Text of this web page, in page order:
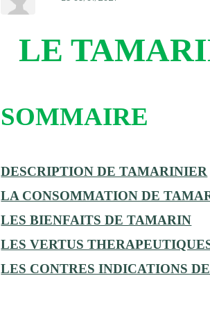
LE
SOMMAIRE
DESCRIPTION DE TAMARINIER
LA CONSOMMATION DE
LES BIENFAITS DE TAMARIN
LES VERTUS
LES CONTRES INDICATIONS